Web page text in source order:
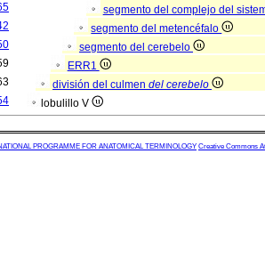
segmento del complejo del
segmento del metencéfalo
segmento del cerebelo
ERR1
división del culmen del cerebelo
lobulillo V
PROGRAMME FOR ANATOMICAL TERMINOLOGY Creative Commons